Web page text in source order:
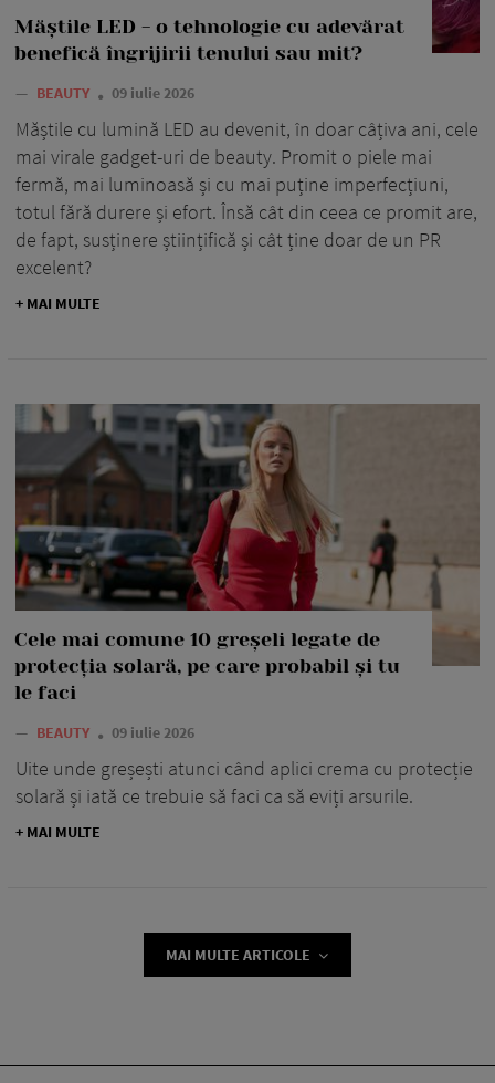
Măștile LED - o tehnologie cu adevărat
benefică îngrijirii tenului sau mit?
— BEAUTY 09 iulie 2026
Măștile cu lumină LED au devenit, în doar câțiva ani, cele
mai virale gadget-uri de beauty. Promit o piele mai
fermă, mai luminoasă și cu mai puține imperfecțiuni,
totul fără durere și efort. Însă cât din ceea ce promit are,
de fapt, susținere științifică și cât ține doar de un PR
excelent?
+ MAI MULTE
Cele mai comune 10 greșeli legate de
protecția solară, pe care probabil și tu
le faci
— BEAUTY 09 iulie 2026
Uite unde greșești atunci când aplici crema cu protecție
solară și iată ce trebuie să faci ca să eviți arsurile.
+ MAI MULTE
MAI MULTE ARTICOLE